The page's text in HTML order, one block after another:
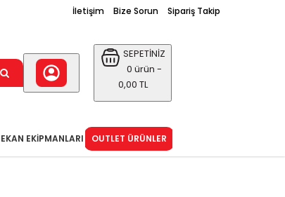
İletişim Bize Sorun Sipariş Takip
SEPETİNİZ
0 ürün -
0,00 TL
EKIPMANLARI OUTLET ÜRÜNLER